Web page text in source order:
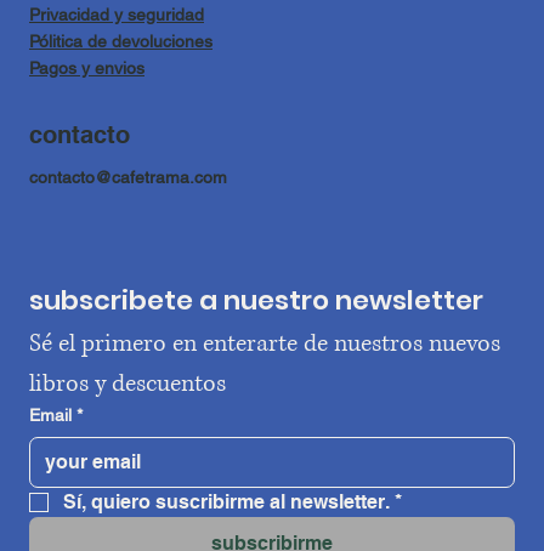
Privacidad y seguridad
Pólitica de devoluciones
Pagos y envios
contacto
contacto@cafetrama.com
subscribete a nuestro newsletter
Sé el primero en enterarte de nuestros nuevos
libros y descuentos
Email *
Sí, quiero suscribirme al newsletter. *
subscribirme